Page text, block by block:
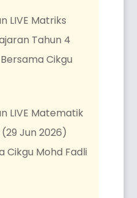
LIVE Matriks
Tahun 4
Cikgu
LIVE Matematik
Jun 2026)
Cikgu Mohd Fadli